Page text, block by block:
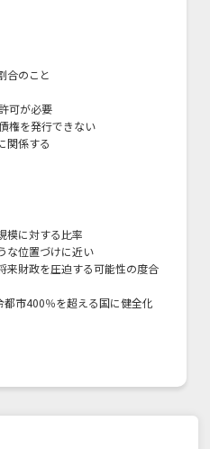
合のこと
可が必要
権を発行できない
関係する
模に対する比率
な位置づけに近い
来財政を圧迫する可能性の度合
市400％を超える国に健全化